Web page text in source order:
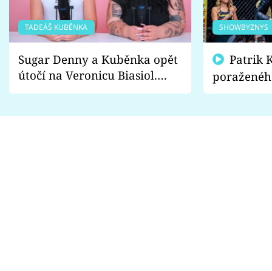
TADEÁŠ KUBĚNKA
Sugar Denny a Kuběnka opět
útočí na Veronicu Biasiol.
Proč je podle nich falešná a
SHOWBYZNYS
fanoušci